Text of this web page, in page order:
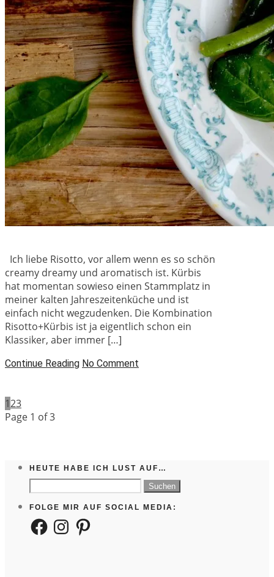
Ich liebe Risotto, vor allem wenn es so schön
creamy dreamy und aromatisch ist. Kürbis
hat momentan sowieso einen Stammplatz in
meiner kalten Jahreszeitenküche und ist
einfach nicht wegzudenken. Die Kombination
Risotto+Kürbis ist ja eigentlich schon ein
Klassiker, aber immer […]
Continue Reading No Comment
123
Page 1 of 3
HEUTE HABE ICH LUST AUF…
Suchen
nach:
FOLGE MIR AUF SOCIAL MEDIA:
FacebookInstagramPinterest